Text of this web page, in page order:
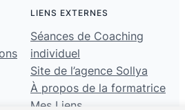
LIENS EXTERNES
Séances de Coaching
individuel
Site de l’agence Sollya
À propos de la formatrice
Mes Liens